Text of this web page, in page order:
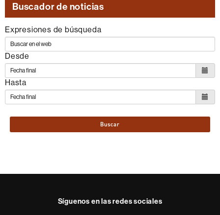
Buscador de noticias
Expresiones de búsqueda
Desde
Hasta
Buscar
Síguenos en las redes sociales